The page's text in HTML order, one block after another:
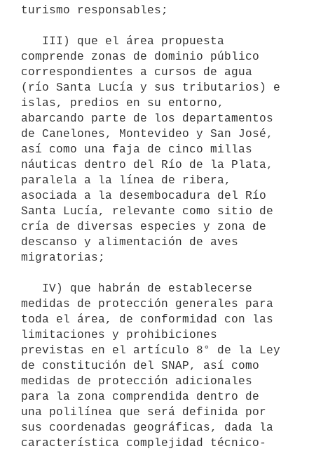
turismo responsables;
comprende zonas de dominio público
correspondientes a cursos de agua
(río Santa Lucía y sus tributarios) e
islas, predios en su entorno,
abarcando parte de los departamentos
de Canelones, Montevideo y San José,
así como una faja de cinco millas
náuticas dentro del Río de la Plata,
paralela a la línea de ribera,
asociada a la desembocadura del Río
Santa Lucía, relevante como sitio de
cría de diversas especies y zona de
descanso y alimentación de aves
migratorias;
medidas de protección generales para
toda el área, de conformidad con las
limitaciones y prohibiciones
previstas en el artículo 8° de la Ley
de constitución del SNAP, así como
medidas de protección adicionales
para la zona comprendida dentro de
una polilínea que será definida por
sus coordenadas geográficas, dada la
característica complejidad técnico-